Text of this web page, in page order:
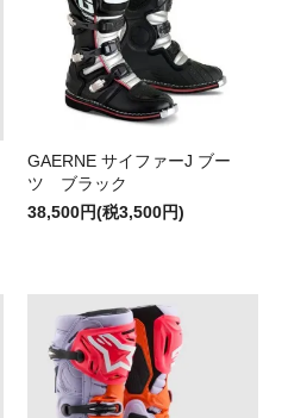
GAERNE サイファーJ ブー
ツ ブラック
38,500円(税3,500円)